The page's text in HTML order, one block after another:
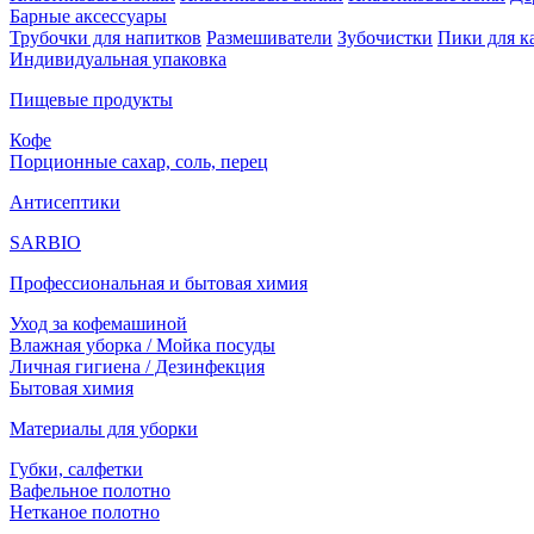
Барные аксессуары
Трубочки для напитков Размешиватели Зубочистки Пики для
Индивидуальная упаковка
Пищевые продукты
Кофе
Порционные сахар, соль, перец
Антисептики
SARBIO
Профессиональная и бытовая химия
Уход за кофемашиной
Влажная уборка / Мойка посуды
Личная гигиена / Дезинфекция
Бытовая химия
Материалы для уборки
Губки, салфетки
Вафельное полотно
Нетканое полотно